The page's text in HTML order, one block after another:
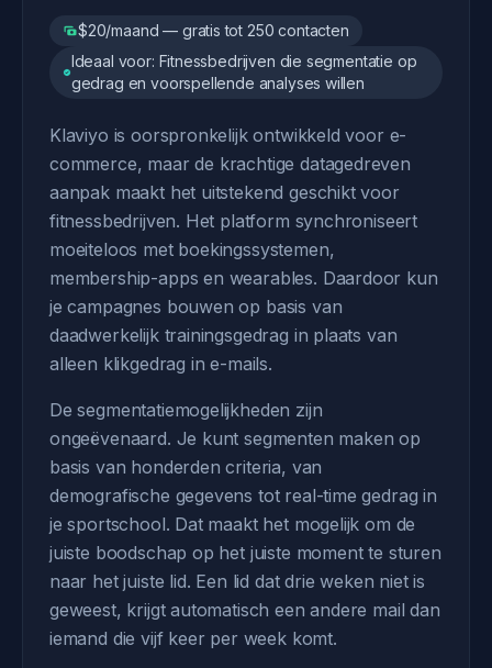
$20/maand — gratis tot 250 contacten
Ideaal voor: Fitnessbedrijven die segmentatie op
gedrag en voorspellende analyses willen
Klaviyo is oorspronkelijk ontwikkeld voor e-
commerce, maar de krachtige datagedreven
aanpak maakt het uitstekend geschikt voor
fitnessbedrijven. Het platform synchroniseert
moeiteloos met boekingssystemen,
membership-apps en wearables. Daardoor kun
je campagnes bouwen op basis van
daadwerkelijk trainingsgedrag in plaats van
alleen klikgedrag in e-mails.
De segmentatiemogelijkheden zijn
ongeëvenaard. Je kunt segmenten maken op
basis van honderden criteria, van
demografische gegevens tot real-time gedrag in
je sportschool. Dat maakt het mogelijk om de
juiste boodschap op het juiste moment te sturen
naar het juiste lid. Een lid dat drie weken niet is
geweest, krijgt automatisch een andere mail dan
iemand die vijf keer per week komt.